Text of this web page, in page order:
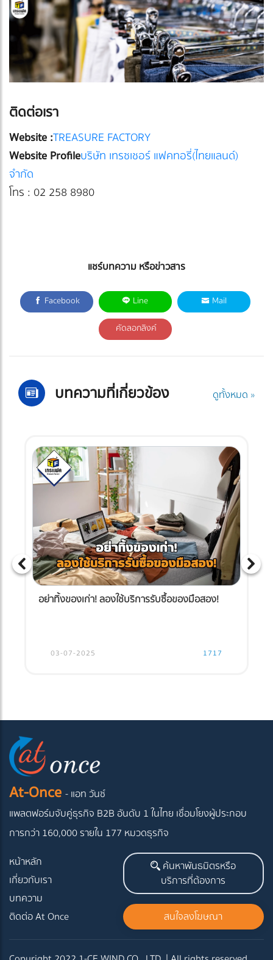
ติดต่อเรา
Website :TREASURE FACTORY
Website Profileบริษัท เทรซเชอร์ แฟคทอรี่(ไทยแลนด์)
จำกัด
โทร : 02 258 8980
แชร์บทความ หรือข่าวสาร
Facebook Line Mail
คัดลอกลิงค์
บทความที่เกี่ยวข้อง ดูทั้งหมด »
อย่าทิ้งของเก่า! ลองใช้บริการรับซื้อของมือสอง!
03-07-2025 1717
At-Once - แอท วันซ์
แพลตฟอร์มจับคู่ธุรกิจ B2B อันดับ 1 ในไทย เชื่อมโยงผู้ประกอบ
การกว่า 160,000 รายใน 177 หมวดธุรกิจ
หน้าหลัก
เกี่ยวกับเรา
บทความ
ติดต่อ At Once
ค้นหาพันธมิตรหรือ
บริการที่ต้องการ
สนใจลงโฆษณา